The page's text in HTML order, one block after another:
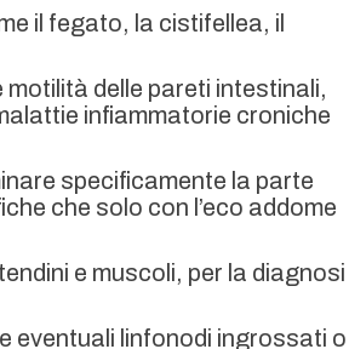
il fegato, la cistifellea, il
delle pareti intestinali,
infiammatorie croniche
specificamente la parte
che solo con l’eco addome
e muscoli, per la diagnosi
eventuali linfonodi ingrossati o